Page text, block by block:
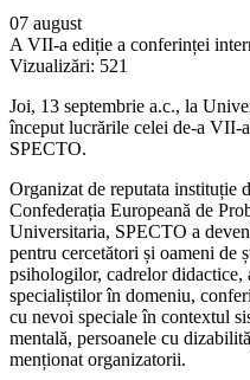
07 august
A VII-a ediție a conferinței
Vizualizări: 521
Joi, 13 septembrie a.c., la
început lucrările celei de-a VII-
SPECTO.
Organizat de reputata instituție
Confederația Europeană de
Universitaria, SPECTO a
pentru cercetători și oameni de
psihologilor, cadrelor
specialiștilor în domeniu,
cu nevoi speciale în contextul
mentală, persoanele cu
menționat organizatorii.